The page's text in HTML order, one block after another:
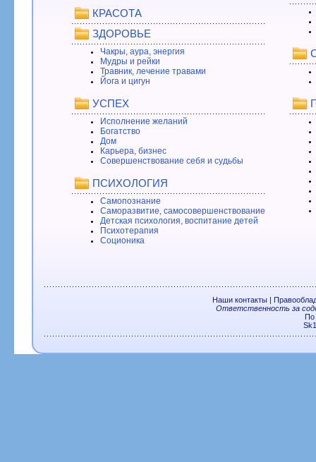
КРАСОТА
ЗДОРОВЬЕ
Чакры, аура, энергия
Мудры и рейки
Травник, лечение травами
Йога и цигун
УСПЕХ
Исполнение желаний
Богатство
Дом
Карьера, бизнес
Совершенствование себя и судьбы
ПСИХОЛОГИЯ
Самопознание
Саморазвитие, самосовершенствование
Детская психология, воспитание детей
Психотерапия
Соционика
Наши контакты|
Ответственность за
По